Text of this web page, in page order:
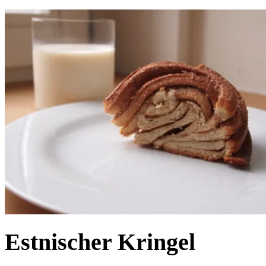
Estnischer Kringel